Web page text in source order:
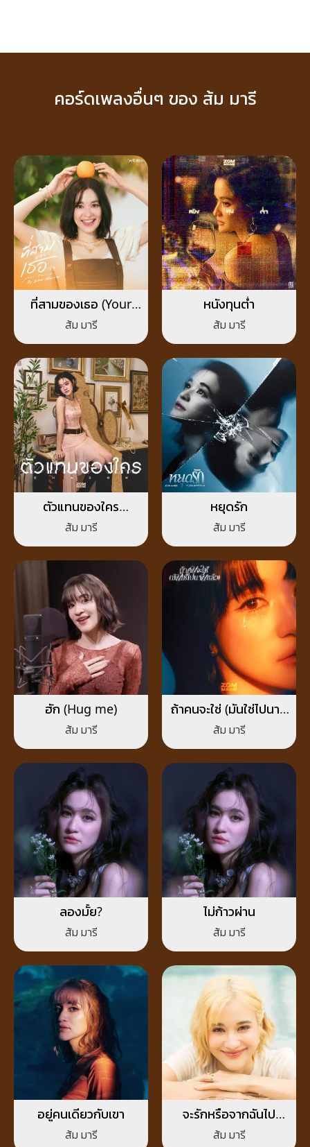
คอร์ดเพลงอื่นๆ ของ ส้ม มารี
ที่สามของเธอ (Your
Third)
ส้ม มารี
หนังทุนต่ำ
ส้ม มารี
ตัวแทนของใคร
(Shadow)
ส้ม มารี
หยุดรัก
ส้ม มารี
ฮัก (Hug me)
ส้ม มารี
ถ้าคนจะใช่ (มันใช่ไปนาน
แล้ว)
ส้ม มารี
ลองมั้ย?
ส้ม มารี
ไม่ก้าวผ่าน
ส้ม มารี
อยู่คนเดียวกับเขา
ส้ม มารี
จะรักหรือจากฉันไป
(Love me or Leave
me)
ส้ม มารี